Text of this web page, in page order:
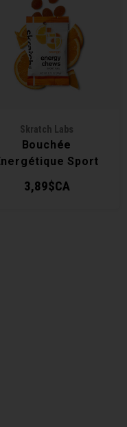
Skratch Labs
Bouchée
Sport
Fuel
3,89$CA